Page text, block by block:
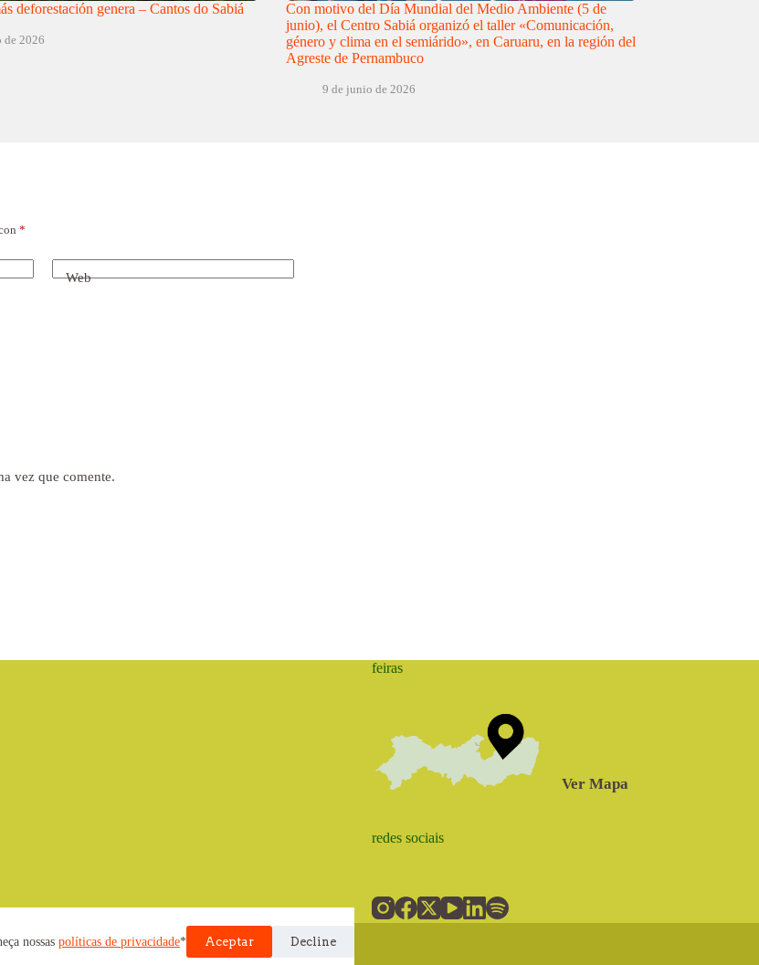
nossas políticas de privacidade* Aceptar Decline
deforestación genera – Cantos do Sabiá
de 2026
Con motivo del Día Mundial del Medio Ambiente (5 de
junio), el Centro Sabiá organizó el taller «Comunicación,
género y clima en el semiárido», en Caruaru, en la región del
Agreste de Pernambuco
9 de junio de 2026
*
Web
vez que comente.
feiras
Ver Mapa
redes sociais
Cooperativa EITA